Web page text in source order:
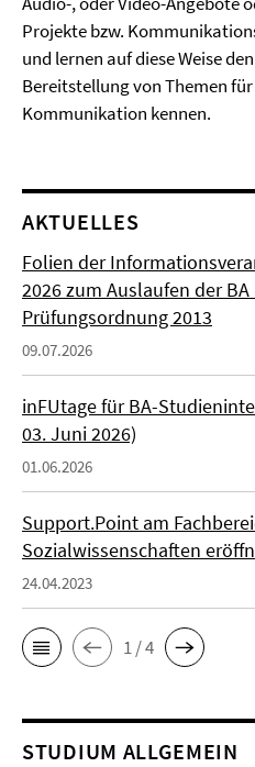
Projekte bzw.
und lernen auf diese Weise
Bereitstellung von Themen
Kommunikation kennen.
AKTUELLES
Folien der
2026 zum Auslaufen der
Prüfungsordnung 2013
09.07.2026
inFUtage für BA-
03. Juni 2026)
01.06.2026
Support.Point am
Sozialwissenschaften
24.04.2023
1 / 4
STUDIUM ALLGEMEIN